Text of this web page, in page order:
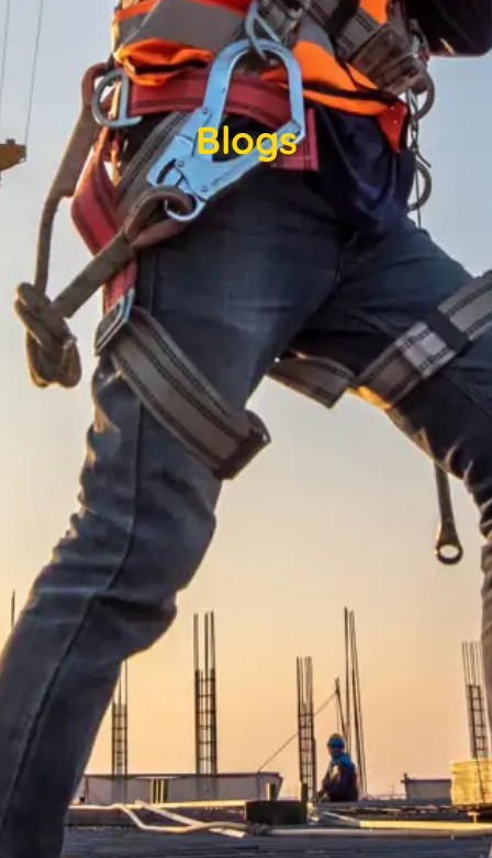
Blogs